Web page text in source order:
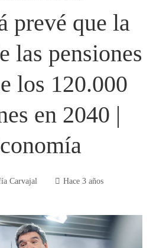
prevé que la
las pensiones
los 120.000
en 2040 |
Carvajal Hace 3 años